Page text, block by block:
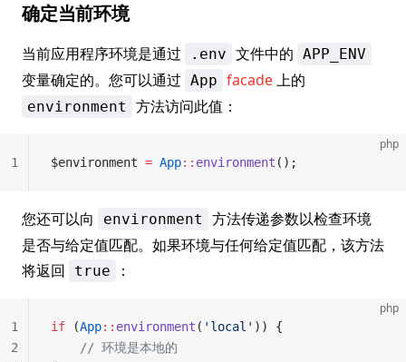
确定当前环境
当前应用程序环境是通过 .env 文件中的 APP_ENV
变量确定的。您可以通过 App facade上的
environment 方法访问此值：
php
$environment = App:: environment ();
1
您还可以向 environment
方法传递参数以检查环境
是否与给定值匹配。如果环境与任何给定值匹配，该方法
将返回
true ：
php
if (App:: environment ( 'local' )) {
    // 环境是本地的
1
2